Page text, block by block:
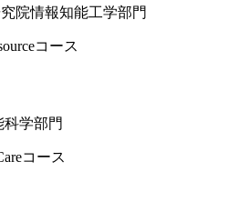
院情報知能工学部門
コース
学部門
コース